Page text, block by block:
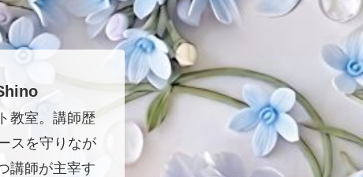
教室。講師歴
スを守りなが
講師が主宰す